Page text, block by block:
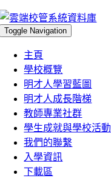
Toggle Navigation
主頁
學校概覽
明才人學習藍圖
明才人成長階梯
教師專業社群
學生成就與學校活動
我們的聯繫
入學資訊
下載區